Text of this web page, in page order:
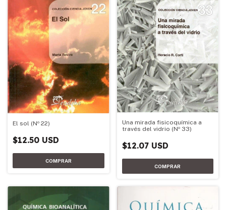
El sol (Nº 22)
$12.50 USD
Una mirada fisicoquímica a
través del vidrio (Nº 33)
$12.07 USD